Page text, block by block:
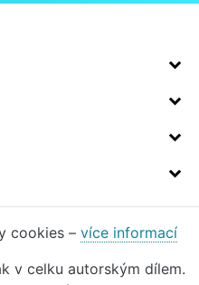
cookies – více informací
v celku autorským dílem.